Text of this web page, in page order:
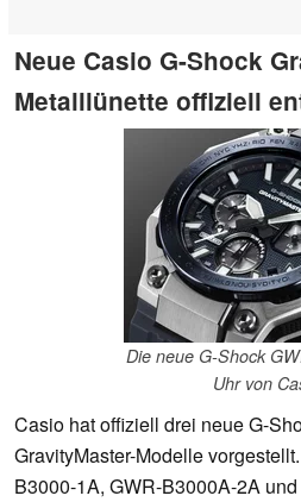
Neue Casio G-Shock
Metalllünette offiziell
Die neue G-Shock
Uhr von
Casio hat offiziell drei neue G-
GravityMaster-Modelle
B3000-1A, GWR-B3000A-2A